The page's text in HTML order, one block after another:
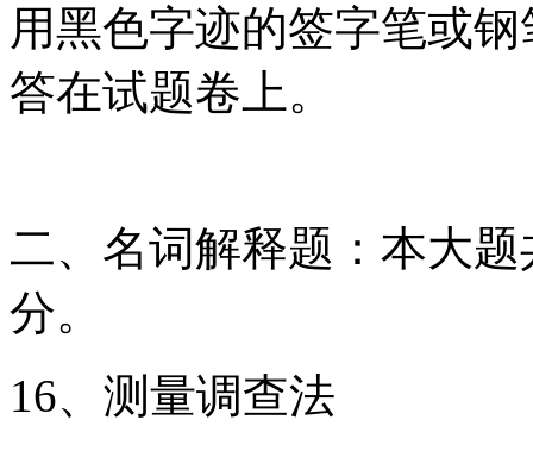
用黑色字迹的签字笔或
答在试题卷上。
二、名词解释题：本大
分。
16、测量调查法